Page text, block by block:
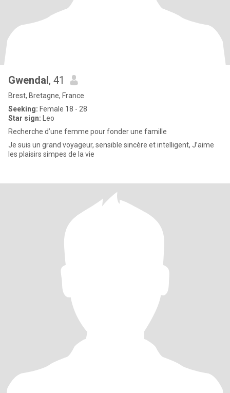
Gwendal, 41
Brest, Bretagne, France
Seeking: Female 18 - 28
Star sign: Leo
Recherche d’une femme pour fonder une famille
Je suis un grand voyageur, sensible sincère et intelligent, J’aime
les plaisirs simpes de la vie